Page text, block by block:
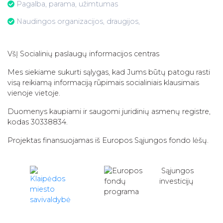
Pagalba, parama, užimtumas
Naudingos organizacijos, draugijos,
VšĮ Socialinių paslaugų informacijos centras
Mes siekiame sukurti sąlygas, kad Jums būtų patogu rasti
visą reikiamą informaciją rūpimais socialiniais klausimais
vienoje vietoje.
Duomenys kaupiami ir saugomi juridinių asmenų registre,
kodas 30338834.
Projektas finansuojamas iš Europos Sąjungos fondo lėšų.